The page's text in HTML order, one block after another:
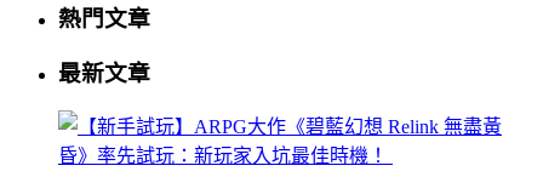
熱門文章
最新文章